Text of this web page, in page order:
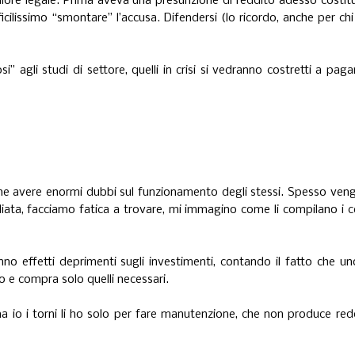
“smontare” l’accusa. Difendersi (lo ricordo, anche per
agli studi di settore, quelli in crisi si vedranno costretti a
avere enormi dubbi sul funzionamento degli stessi. Spesso
facciamo fatica a trovare, mi immagino come li compilano i
effetti deprimenti sugli investimenti, contando il fatto che
compra solo quelli necessari.
io i torni li ho solo per fare manutenzione, che non produce